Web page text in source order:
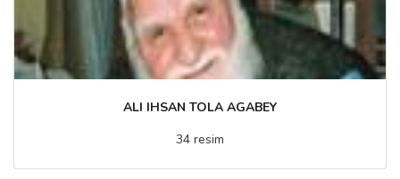
ALI IHSAN TOLA AGABEY
34 resim